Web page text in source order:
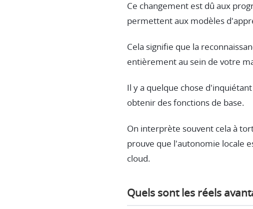
Ce changement est dû aux
permettent aux modèles
Cela signifie que la
entièrement au sein de votre
Il y a quelque chose
obtenir des fonctions de base.
On interprète souvent cela à
prouve que l'autonomie locale
cloud.
Quels sont les réels